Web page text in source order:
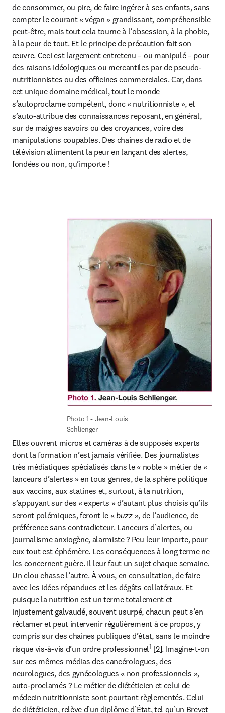
de consommer, ou pire, de faire ingérer à ses enfants, sans
compter le courant « végan » grandissant, compréhensible
peut-être, mais tout cela tourne à l’obsession, à la phobie,
à la peur de tout. Et le principe de précaution fait son
œuvre. Ceci est largement entretenu – ou manipulé – pour
des raisons idéologiques ou mercantiles par de pseudo-
nutritionnistes ou des officines commerciales. Car, dans
cet unique domaine médical, tout le monde
s’autoproclame compétent, donc « nutritionniste », et
s’auto-attribue des connaissances reposant, en général,
sur de maigres savoirs ou des croyances, voire des
manipulations coupables. Des chaines de radio et de
télévision alimentent la peur en lançant des alertes,
fondées ou non, qu’importe !
Photo 1 - Jean-Louis
Schlienger
Elles ouvrent micros et caméras à de supposés experts
dont la formation n’est jamais vérifiée. Des journalistes
très médiatiques spécialisés dans le « noble » métier de «
lanceurs d’alertes » en tous genres, de la sphère politique
aux vaccins, aux statines et, surtout, à la nutrition,
s’appuyant sur des « experts » d’autant plus choisis qu’ils
seront polémiques, feront le « buzz », de l’audience, de
préférence sans contradicteur. Lanceurs d’alertes, ou
journalisme anxiogène, alarmiste ? Peu leur importe, pour
eux tout est éphémère. Les conséquences à long terme ne
les concernent guère. Il leur faut un sujet chaque semaine.
Un clou chasse l’autre. À vous, en consultation, de faire
avec les idées répandues et les dégâts collatéraux. Et
puisque la nutrition est un terme totalement et
injustement galvaudé, souvent usurpé, chacun peut s’en
réclamer et peut intervenir régulièrement à ce propos, y
compris sur des chaines publiques d’état, sans le moindre
risque vis-à-vis d’un ordre professionnel1 [2]. Imagine-t-on
sur ces mêmes médias des cancérologues, des
neurologues, des gynécologues « non professionnels »,
auto-proclamés ? Le métier de diététicien et celui de
médecin nutritionniste sont pourtant règlementés. Celui
de diététicien, relève d’un diplôme d’État, tel qu’un Brevet